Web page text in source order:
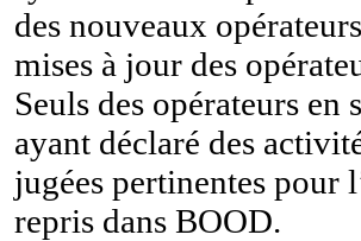
des nouveaux
mises à jour des
Seuls des opérateurs en
ayant déclaré des
jugées pertinentes pour
repris dans BOOD.